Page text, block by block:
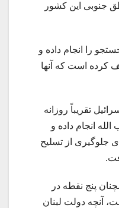
جنوبی این کشور
را انجام داده و
کرده است که آنها
تقریباً روزانه
انجام داده و
جلوگیری از تسلیح
پنج نقطه در
آنچه دولت لبنان